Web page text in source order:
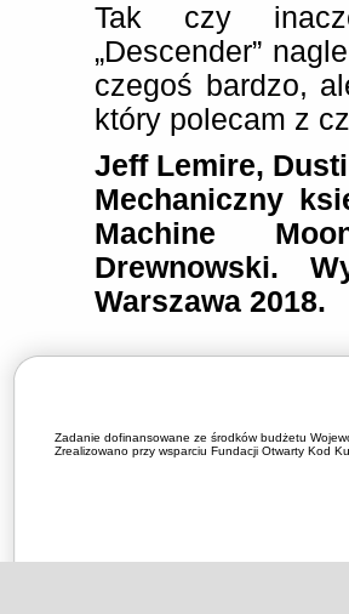
Tak czy
„Descender”
czegoś bardzo,
który polecam z
Jeff Lemire,
Mechaniczny
Machine
Drewnowski.
Warszawa 2018.
Zadanie dofinansowane ze środków budżetu
Zrealizowano przy wsparciu Fundacji Otwarty Kod